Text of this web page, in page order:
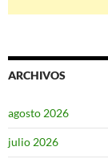
ARCHIVOS
agosto 2026
julio 2026